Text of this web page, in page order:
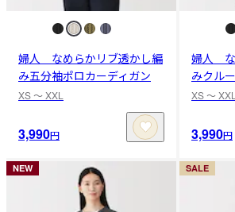
婦人 なめらかリブ透かし編
み五分袖ポロカーディガン
XS 〜 XXL
3,990円
婦人 な
みクル
XS 〜
3,990円
NEW SALE